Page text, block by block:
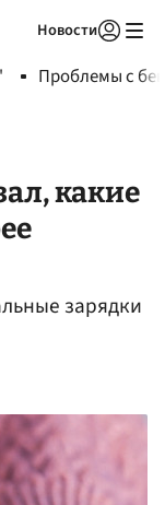
Новости
Проблемы с
какие
зарядки